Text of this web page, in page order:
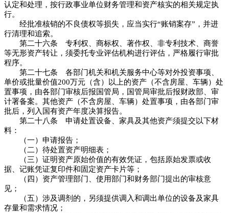
认定和处理，按行政事业单位财务管理和资产核实的相关规定执
行。
经批准核销的不良债权等损失，应当实行“账销案存”，并进
行清理和追索。
第二十六条 专利权、商标权、著作权、非专利技术、商誉
等无形资产转让，须委托专业评估机构进行评估，严格履行审批
程序。
第二十七条 各部门机关和机关服务中心等对外投资事项、
单价或批量价值200万元（含）以上的资产（不含房屋、车辆）处
置事项，由各部门审核后报国管局，国管局审批后报财政部、审
计署备案。其他资产（不含房屋、车辆）处置事项，由各部门审
批后，列入国有资产年度决算报告。
第二十八条 申请处置设备、家具及其他资产须提交以下材
料：
（一）申请报告；
（二）待处置资产明细表；
（三）证明资产原始价值的有效凭证，包括原始发票或收
据、记账凭证复印件和固定资产卡片等；
（四）资产管理部门、使用部门和财务部门提出的审核意
见；
（五）涉及调剂的，另须提供调入和调出单位的设备及家具
存量和需求情况；